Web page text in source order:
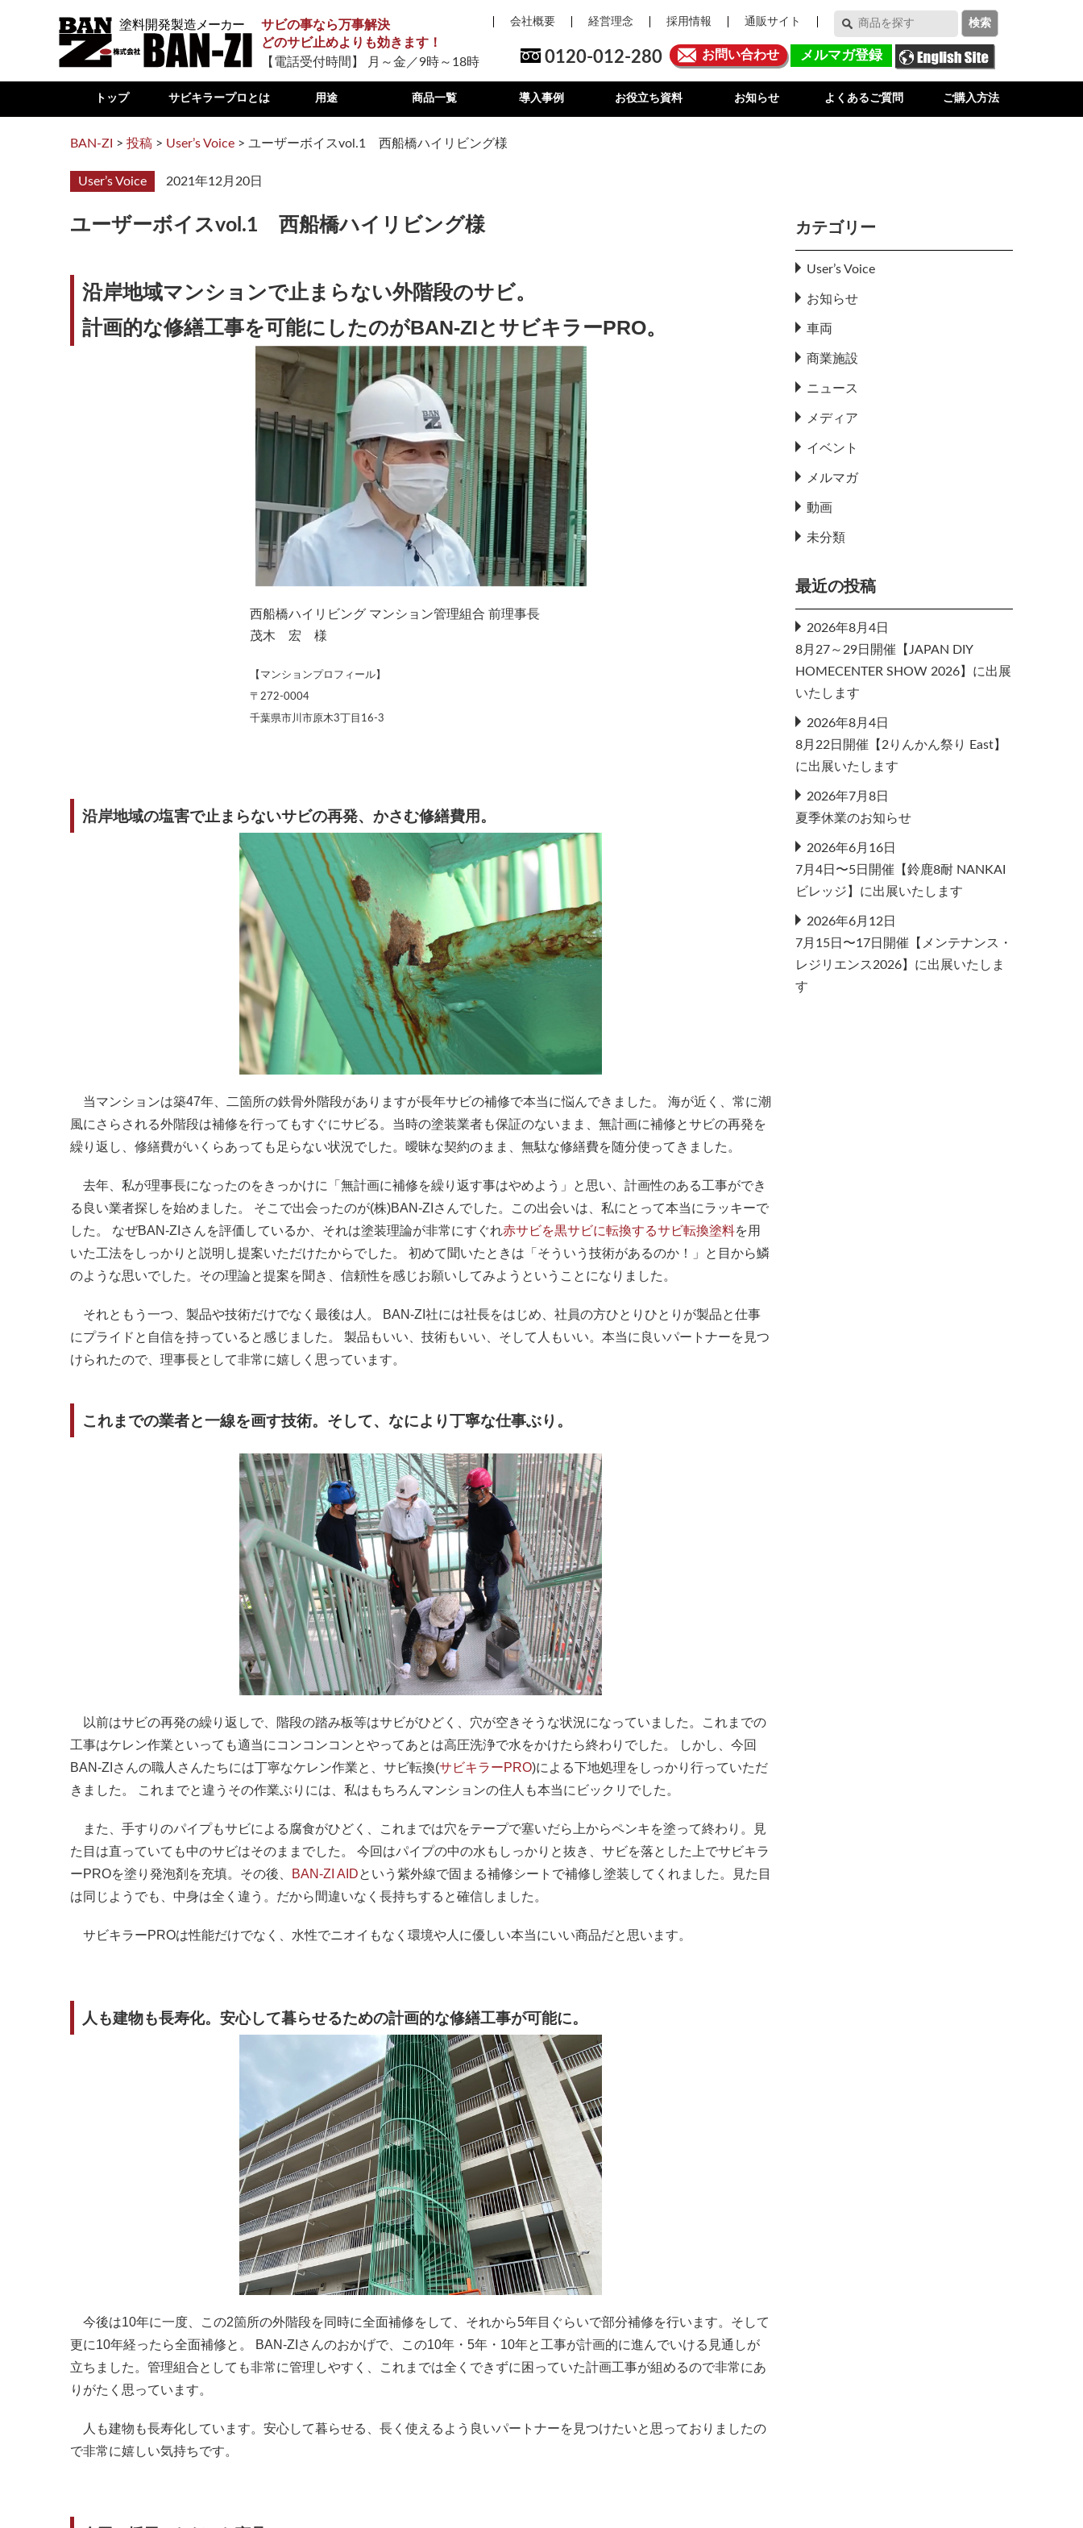
サビの事なら万事解決
どのサビ止めよりも効きます！
【電話受付時間】 月～金／9時～18時
会社概要 経営理念 採用情報 通販サイト
0120-012-280 お問い合わせ メルマガ登録
トップ サビキラープロとは 用途 商品一覧 導入事例 お役立ち資料 お知らせ よくあるご質問 ご購入方法
BAN-ZI > 投稿 > User’s Voice > ユーザーボイスvol.1 西船橋ハイリビング様
User’s Voice 2021年12月20日
ユーザーボイスvol.1 西船橋ハイリビング様
沿岸地域マンションで止まらない外階段のサビ。
計画的な修繕工事を可能にしたのがBAN-ZIとサビキラーPRO。
西船橋ハイリビング マンション管理組合 前理事長
茂木 宏 様
【マンションプロフィール】
〒272-0004
千葉県市川市原木3丁目16-3
沿岸地域の塩害で止まらないサビの再発、かさむ修繕費用。
当マンションは築47年、二箇所の鉄骨外階段がありますが長年サビの補修で本当に悩んできました。 海が近く、常に潮
風にさらされる外階段は補修を行ってもすぐにサビる。当時の塗装業者も保証のないまま、無計画に補修とサビの再発を
繰り返し、修繕費がいくらあっても足らない状況でした。曖昧な契約のまま、無駄な修繕費を随分使ってきました。
去年、私が理事長になったのをきっかけに「無計画に補修を繰り返す事はやめよう」と思い、計画性のある工事ができ
る良い業者探しを始めました。 そこで出会ったのが(株)BAN-ZIさんでした。この出会いは、私にとって本当にラッキーで
した。 なぜBAN-ZIさんを評価しているか、それは塗装理論が非常にすぐれ赤サビを黒サビに転換するサビ転換塗料を用
いた工法をしっかりと説明し提案いただけたからでした。 初めて聞いたときは「そういう技術があるのか！」と目から鱗
のような思いでした。その理論と提案を聞き、信頼性を感じお願いしてみようということになりました。
それともう一つ、製品や技術だけでなく最後は人。
BAN-ZI社には社長をはじめ、社員の方ひとりひとりが製品と仕事
にプライドと自信を持っていると感じました。
製品もいい、技術もいい、そして人もいい。本当に良いパートナーを見つ
けられたので、理事長として非常に嬉しく思っています。
これまでの業者と一線を画す技術。そして、なにより丁寧な仕事ぶり。
以前はサビの再発の繰り返しで、階段の踏み板等はサビがひどく、穴が空きそうな状況になっていました。これまでの
工事はケレン作業といっても適当にコンコンコンとやってあとは高圧洗浄で水をかけたら終わりでした。 しかし、今回
BAN-ZIさんの職人さんたちには丁寧なケレン作業と、サビ転換(サビキラーPRO)による下地処理をしっかり行っていただ
きました。
これまでと違うその作業ぶりには、私はもちろんマンションの住人も本当にビックリでした。
また、手すりのパイプもサビによる腐食がひどく、これまでは穴をテープで塞いだら上からペンキを塗って終わり。見
た目は直っていても中のサビはそのままでした。 今回はパイプの中の水もしっかりと抜き、サビを落とした上でサビキラ
ーPROを塗り発泡剤を充填。その後、
BAN-ZI AIDという紫外線で固まる補修シートで補修し塗装してくれました。見た目
は同じようでも、中身は全く違う。だから間違いなく長持ちすると確信しました。
サビキラーPROは性能だけでなく、水性でニオイもなく環境や人に優しい本当にいい商品だと思います。
人も建物も長寿化。安心して暮らせるための計画的な修繕工事が可能に。
今後は10年に一度、この2箇所の外階段を同時に全面補修をして、それから5年目ぐらいで部分補修を行います。そして
更に10年経ったら全面補修と。 BAN-ZIさんのおかげで、この10年・5年・10年と工事が計画的に進んでいける見通しが
立ちました。管理組合として も非常に管理しやすく、これまでは全くできずに困っていた計画工事が組めるので非常にあ
りがたく思っています。
人も建物も長寿化しています。 安心して暮らせる、長く使えるよう良いパートナーを見つけたいと思っておりましたの
で非常に嬉しい気持ちです。
カテゴリー
User’s Voice
お知らせ
車両
商業施設
ニュース
メディア
イベント
メルマガ
動画
未分類
最近の投稿
2026年8月4日
8月27～29日開催【JAPAN DIY
HOMECENTER SHOW 2026】に出展
いたします
2026年8月4日
8月22日開催【2りんかん祭り East】
に出展いたします
2026年7月8日
夏季休業のお知らせ
2026年6月16日
7月4日〜5日開催【鈴鹿8耐 NANKAI
ビレッジ】に出展いたします
2026年6月12日
7月15日〜17日開催【メンテナンス・
レジリエンス2026】に出展いたしま
す